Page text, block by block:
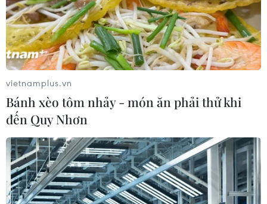
vietnamplus.vn
Bánh xèo tôm nhảy - món ăn phải thử khi
đến Quy Nhơn